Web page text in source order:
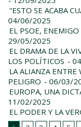
"ESTO SE ACABA
04/06/2025
EL PSOE, ENEMIGO
29/05/2025
EL DRAMA DE LA
LOS POLÍTICOS -
LA ALIANZA ENTRE
PELIGRO - 06/03/
EUROPA, UNA
11/02/2025
EL PODER Y LA